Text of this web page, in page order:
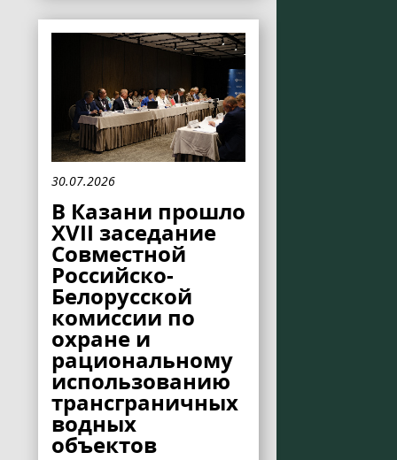
30.07.2026
В Казани прошло
XVII заседание
Совместной
Российско-
Белорусской
комиссии по
охране и
рациональному
использованию
трансграничных
водных
объектов